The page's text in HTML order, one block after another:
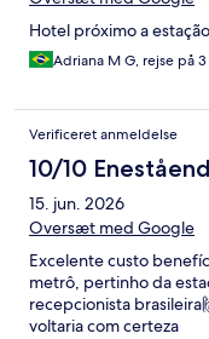
Hotel próximo a
Adriana M G, rejse på
Verificeret anmeldelse
10/10
15. jun. 2026
Oversæt med Google
Excelente custo
metrô, pertinho da
recepcionista
voltaria com certeza